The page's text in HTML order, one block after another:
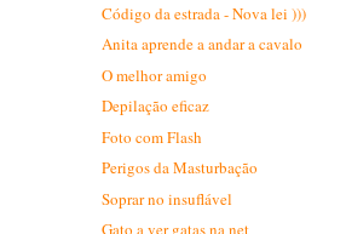
Código da estrada - Nova lei )))
Anita aprende a andar a cavalo
O melhor amigo
Depilação eficaz
Foto com Flash
Perigos da Masturbação
Soprar no insuflável
Gato a ver gatas na net